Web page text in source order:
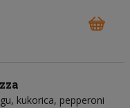
kukorica pepperoni